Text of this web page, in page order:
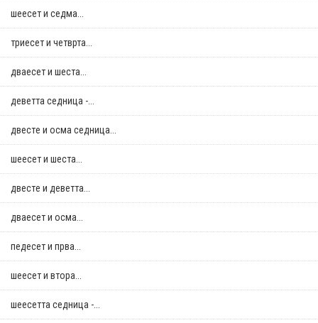
шеесет и седма...
триесет и четврта...
дваесет и шеста...
деветта седница -...
двестe и осма седница...
шеесет и шеста...
двестe и деветта...
дваесет и осма...
педесет и прва...
шеесет и втора...
шеесетта седница -...